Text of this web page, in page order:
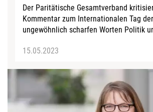
Der Paritätische Gesamtverband
Kommentar zum Internationalen Tag
ungewöhnlich scharfen Worten Politik
15.05.2023